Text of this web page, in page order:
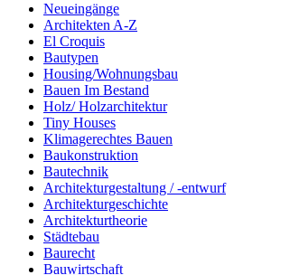
Neueingänge
Architekten A-Z
El Croquis
Bautypen
Housing/Wohnungsbau
Bauen Im Bestand
Holz/ Holzarchitektur
Tiny Houses
Klimagerechtes Bauen
Baukonstruktion
Bautechnik
Architekturgestaltung / -entwurf
Architekturgeschichte
Architekturtheorie
Städtebau
Baurecht
Bauwirtschaft